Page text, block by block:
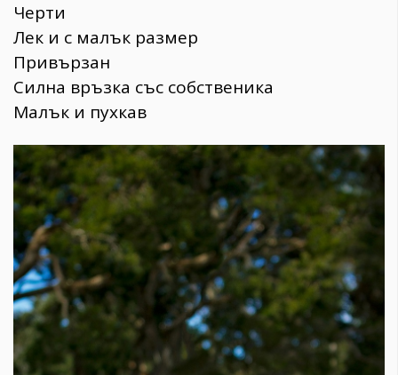
Черти
Лек и с малък размер
Привързан
Силна връзка със собственика
Малък и пухкав